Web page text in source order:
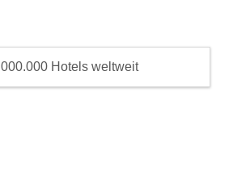
Hotels weltweit